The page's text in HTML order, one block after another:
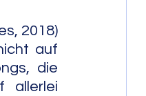
2018)
auf
die
allerlei